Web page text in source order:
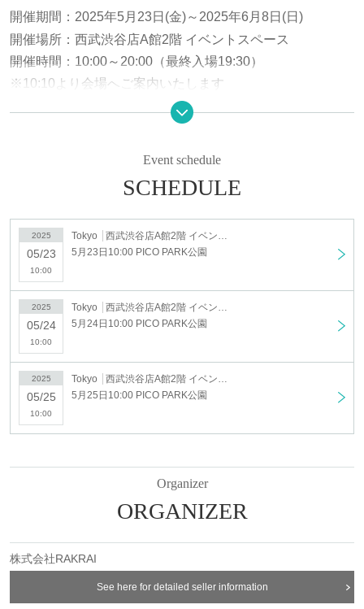
開催期間：2025年5月23日(金)～2025年6月8日(日)
開催場所：西武渋谷店A館2階 イベントスペース
開催時間：10:00～20:00（最終入場19:30）
※10:10より会場へご案内いたします
下記の日程は混雑が予想されるため事前予約制とさせてい
Event schedule
SCHEDULE
2025
05/23
10:00
Tokyo
西武渋谷店A館2階 イベントスペース
5月23日10:00 PICO PARK公園
2025
05/24
10:00
Tokyo
西武渋谷店A館2階 イベントスペース
5月24日10:00 PICO PARK公園
2025
05/25
10:00
Tokyo
西武渋谷店A館2階 イベントスペース
5月25日10:00 PICO PARK公園
Organizer
ORGANIZER
株式会社RAKRAI
See here for detailed seller information